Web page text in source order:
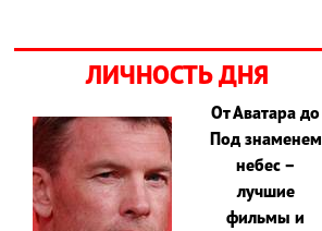
ЛИЧНОСТЬ ДНЯ
От Аватара до
Под знаменем
небес –
лучшие
фильмы и